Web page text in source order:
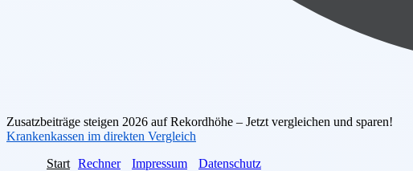
Zusatzbeiträge steigen 2026 auf Rekordhöhe – Jetzt vergleichen und sparen!
Krankenkassen im direkten Vergleich
Start Rechner Impressum Datenschutz